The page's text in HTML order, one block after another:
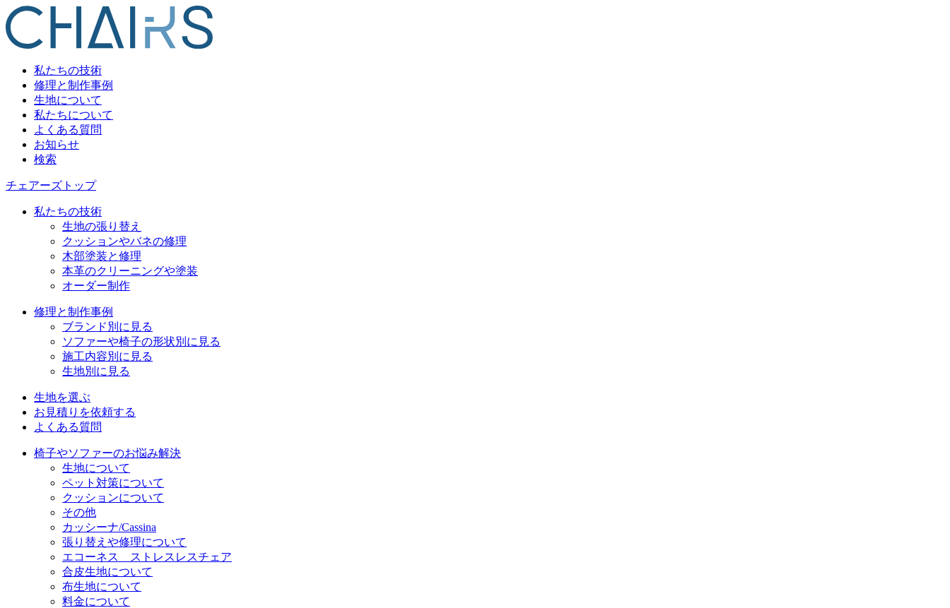
私たちの技術
修理と制作事例
生地について
私たちについて
よくある質問
お知らせ
検索
チェアーズトップ
私たちの技術
生地の張り替え
クッションやバネの修理
木部塗装と修理
本革のクリーニングや塗装
オーダー制作
修理と制作事例
ブランド別に見る
ソファーや椅子の形状別に見る
施工内容別に見る
生地別に見る
生地を選ぶ
お見積りを依頼する
よくある質問
椅子やソファーのお悩み解決
生地について
ペット対策について
クッションについて
その他
カッシーナ/Cassina
張り替えや修理について
エコーネス ストレスレスチェア
合皮生地について
布生地について
料金について